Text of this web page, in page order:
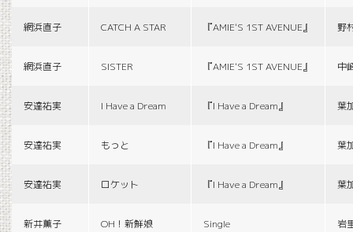
網浜直子 CATCH A STAR 『AMIE'S 1ST AVENUE』 野
網浜直子 SISTER 『AMIE'S 1ST AVENUE』 中
安達祐実 I Have a Dream 『I Have a Dream』 葉
安達祐実 もっと 『I Have a Dream』 葉
安達祐実 ロケット 『I Have a Dream』 葉
新井薫子 OH！新鮮娘 Single 岩